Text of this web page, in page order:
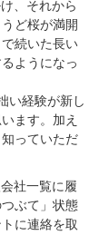
、それから
ど桜が満開
続いた長い
ようになっ
い経験が新し
ます。加え
っていただ
社一覧に履
ぶて」状態
に連絡を取